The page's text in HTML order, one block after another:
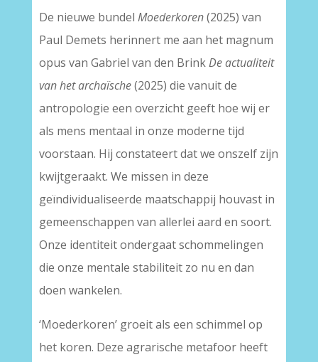
De nieuwe bundel Moederkoren(2025) van
Paul Demets herinnert me aan het magnum
opus van Gabriel van den BrinkDe actualiteit
van het archaïsche(2025) die vanuit de
antropologie een overzicht geeft hoe wij er
als mens mentaal in onze moderne tijd
voorstaan. Hij constateert dat we onszelf zijn
kwijtgeraakt. We missen in deze
geïndividualiseerde maatschappij houvast in
gemeenschappen van allerlei aard en soort.
Onze identiteit ondergaat schommelingen
die onze mentale stabiliteit zo nu en dan
doen wankelen.
‘Moederkoren’ groeit als een schimmel op
het koren. Deze agrarische metafoor heeft